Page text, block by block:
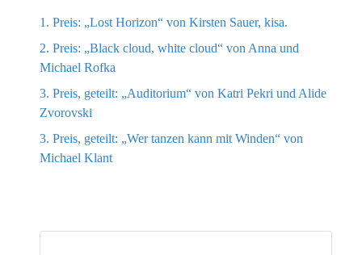
1. Preis: „Lost Horizon“ von Kirsten Sauer, kisa.
2. Preis: „Black cloud, white cloud“ von Anna und
Michael Rofka
3. Preis, geteilt: „Auditorium“ von Katri Pekri und Alide
Zvorovski
3. Preis, geteilt: „Wer tanzen kann mit Winden“ von
Michael Klant